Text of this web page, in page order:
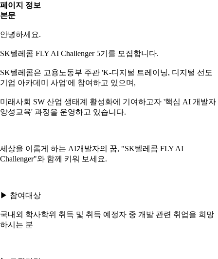
페이지 정보
본문
안녕하세요.
SK텔레콤 FLY AI Challenger 5기를 모집합니다.
SK텔레콤은 고용노동부 주관 'K-디지털 트레이닝, 디지털 선도
기업 아카데미 사업'에 참여하고 있으며,
미래사회 SW 산업 생태계 활성화에 기여하고자 '핵심 AI 개발자
양성교육' 과정을 운영하고 있습니다.
세상을 이롭게 하는 AI개발자의 꿈, "SK텔레콤 FLY AI
Challenger"와 함께 키워 보세요.
▶ 참여대상
국내외 학사학위 취득 및 취득 예정자 중 개발 관련 취업을 희망
하시는 분